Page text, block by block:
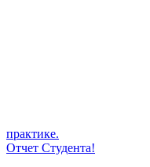
практике.
Отчет Студента!